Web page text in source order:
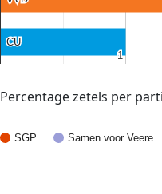
1
1
CU
CU
Percentage zetels per
SGP Samen voor Veere